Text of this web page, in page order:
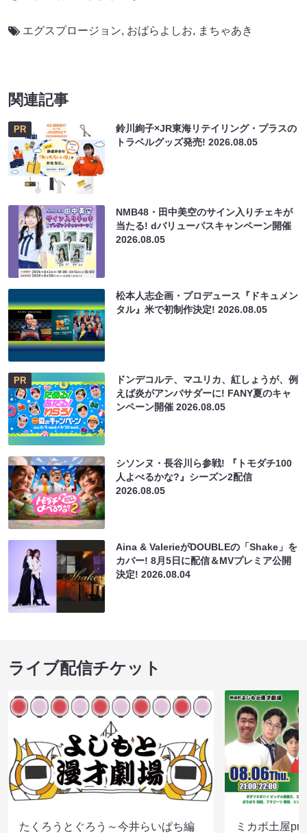
エグスプロージョン, おばらよしお, まちゃあき
関連記事
PR
鈴川絢子×JR東海リテイリング・プラスの
トラベルグッズ発売!2026.08.05
NMB48・田中美空のサイン入りチェキが
当たる! dバリューパスキャンペーン開催
2026.08.05
松本人志企画・プロデュース『ドキュメン
タル』米で初制作決定!2026.08.05
PR
ドンデコルテ、マユリカ、紅しょうが、例
えば炎がアンバサダーに! FANY夏のキャ
ンペーン開催2026.08.05
シソンヌ・長谷川ら参戦! 『トモダチ100
人よべるかな?』シーズン2配信
2026.08.05
Aina & ValerieがDOUBLEの「Shake」を
カバー! 8月5日に配信＆MVプレミア公開
決定!2026.08.04
ライブ配信チケット
たくろうとぐろう～今井らいぱち編
ミカボ土屋